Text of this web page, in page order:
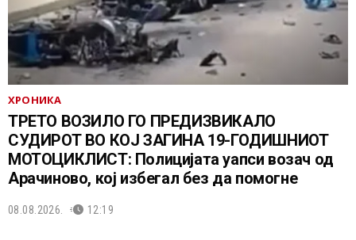
ХРОНИКА
ТРЕТО ВОЗИЛО ГО ПРЕДИЗВИКАЛО
СУДИРОТ ВО КОЈ ЗАГИНА 19-ГОДИШНИОТ
МОТОЦИКЛИСТ: Полицијата уапси возач од
Арачиново, кој избегал без да помогне
08.08.2026. 12:19